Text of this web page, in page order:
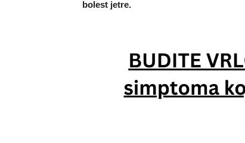
bolest jetre.